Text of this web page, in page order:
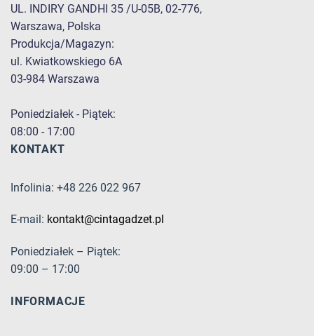
UL. INDIRY GANDHI 35 /U-05B, 02-776,
Warszawa, Polska
Produkcja/Magazyn:
ul. Kwiatkowskiego 6A
03-984 Warszawa
Poniedziałek - Piątek:
08:00 - 17:00
KONTAKT
Infolinia: +48 226 022 967
E-mail: kontakt@cintagadzet.pl
Poniedziałek – Piątek:
09:00 – 17:00
INFORMACJE